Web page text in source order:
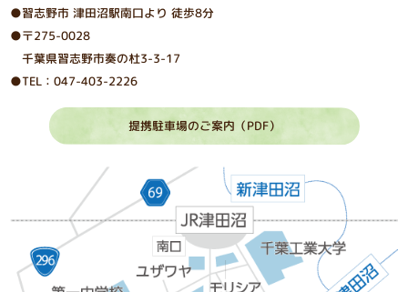
●習志野市 津⽥沼駅南⼝より 徒歩8分
●〒275-0028
千葉県習志野市奏の杜3-3-17
●TEL：047-403-2226
提携駐車場のご案内（PDF）